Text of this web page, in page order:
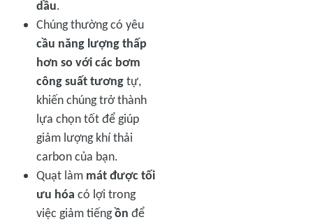
dầu.
Chúng thường có yêu
cầu năng lượng thấp
hơn so với các bơm
công suất tươngtự,
khiến chúng trở thành
lựa chọn tốt để giúp
giảm lượng khí thải
carbon của bạn.
Quạt làm mát được tối
ưu hóa có lợi trong
việc giảm tiếngồn để